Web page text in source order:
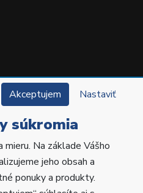
Dental a.s. Všetky práva
Akceptujem Nastaviť
súkromia
mieru. Na základe Vášho
jeho obsah a
ponuky a produkty.